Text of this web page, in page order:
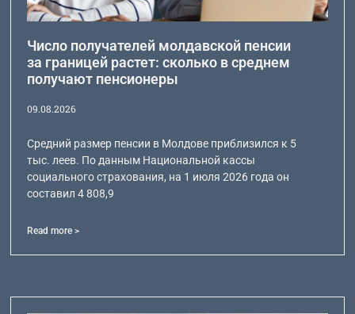
Число получателей молдавской пенсии
за границей растет: сколько в среднем
получают пенсионеры
09.08.2026
Средний размер пенсии в Молдове приблизился к 5
тыс. леев. По данным Национальной кассы
социального страхования, на 1 июля 2026 года он
составил 4 808,9
Read more >